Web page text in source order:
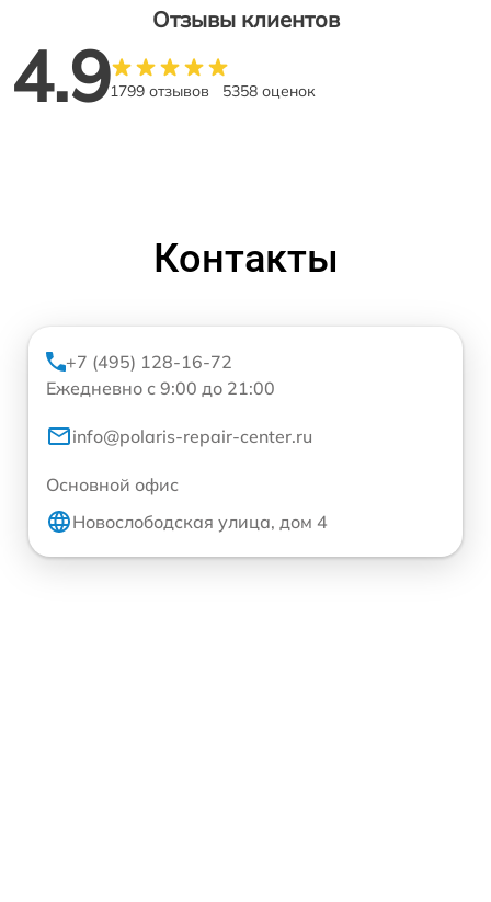
Отзывы клиентов
4.91799 отзывов 5358 оценок
Контакты
+7 (495) 128-16-72
Ежедневно с 9:00 до 21:00
info@polaris-repair-center.ru
Основной офис
Новослободская улица, дом 4